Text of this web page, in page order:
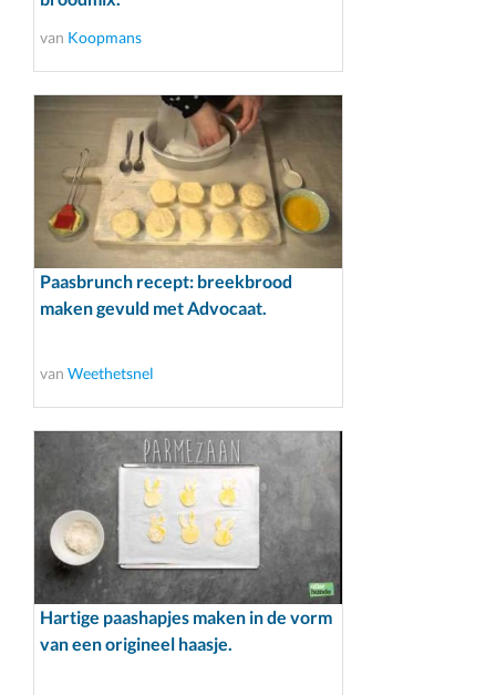
van Koopmans
Paasbrunch recept: breekbrood
maken gevuld met Advocaat.
van Weethetsnel
Hartige paashapjes maken in de vorm
van een origineel haasje.